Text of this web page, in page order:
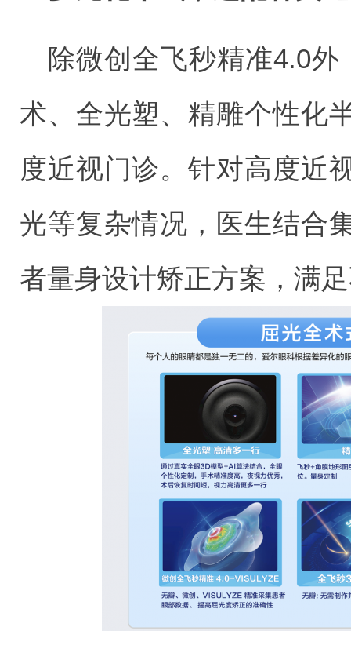
除微创全飞秒精准4.0
术、全光塑、精雕个性化
度近视门诊。针对高度近
光等复杂情况，医生结合
者量身设计矫正方案，满